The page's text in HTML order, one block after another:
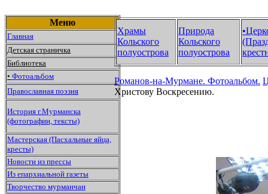
Меню
Главная
Детская страничка
Библиотека
• Фотоальбом
Православная поэзия
История г.Мурманска
(фотографии, тексты)
Мастерская (Пасхальные яйца,
кресты)
Новости из прессы
Из епархиальной газеты
Творчество мурманчан
Храмы
Кольского
полуострова
Природа
Кольского
полуострова
Романов-на-Мурмане. Фотоальбом.
Христову Воскресению.